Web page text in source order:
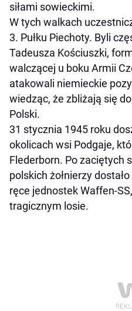
siłami sowieckimi.
W tych walkach
3. Pułku Piechoty. Byli
Tadeusza Kościuszki,
walczącej u boku Armii
atakowali niemieckie
wiedząc, że zbliżają się
Polski.
31 stycznia 1945 roku
okolicach wsi Podgaje,
Flederborn. Po zaciętych
polskich żołnierzy
ręce jednostek Waffen-
tragicznym losie.